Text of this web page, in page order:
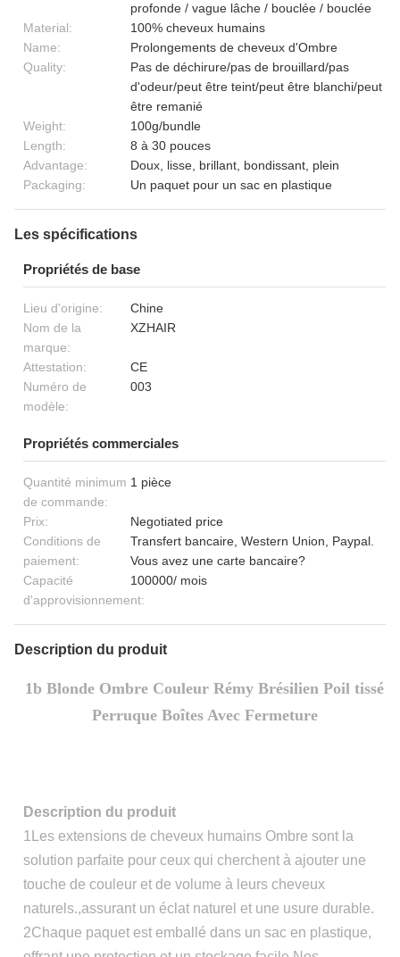
profonde / vague lâche / bouclée / bouclée
Material:
100% cheveux humains
Name:
Prolongements de cheveux d'Ombre
Quality:
Pas de déchirure/pas de brouillard/pas
d'odeur/peut être teint/peut être blanchi/peut
être remanié
Weight:
100g/bundle
Length:
8 à 30 pouces
Advantage:
Doux, lisse, brillant, bondissant, plein
Packaging:
Un paquet pour un sac en plastique
Les spécifications
Propriétés de base
Lieu d'origine:
Chine
Nom de la
marque:
XZHAIR
Attestation:
CE
Numéro de
modèle:
003
Propriétés commerciales
Quantité minimum
de commande:
1 pièce
Prix:
Negotiated price
Conditions de
paiement:
Transfert bancaire, Western Union, Paypal.
Vous avez une carte bancaire?
Capacité
d'approvisionnement:
100000/ mois
Description du produit
1b Blonde Ombre Couleur Rémy Brésilien Poil tissé
Perruque Boîtes Avec Fermeture
Description du produit
1Les extensions de cheveux humains Ombre sont la
solution parfaite pour ceux qui cherchent à ajouter une
touche de couleur et de volume à leurs cheveux
naturels.,assurant un éclat naturel et une usure durable.
2Chaque paquet est emballé dans un sac en plastique,